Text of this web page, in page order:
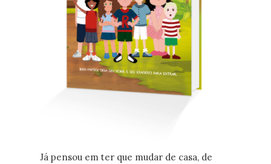
Já pensou em ter que mudar de casa, de